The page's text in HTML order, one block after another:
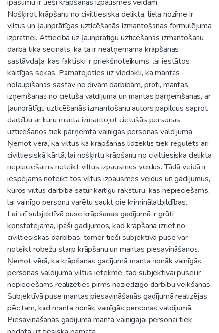
īpašumu ir tieši krāpšanas izpausmes veidam.
Nošķirot krāpšanu no civiltiesiska delikta, liela nozīme ir
viltus un ļaunprātīgas uzticēšanās izmantošanas formulējuma
izpratnei. Attiecībā uz ļaunprātīgu uzticēšanās izmantošanu
darbā tika secināts, ka tā ir neatņemama krāpšanas
sastāvdaļa, kas faktiski ir priekšnoteikums, lai iestātos
kaitīgas sekas. Pamatojoties uz viedokli, ka mantas
nolaupīšanas sastāv no divām darbībām, proti, mantas
izņemšanas no cietušā valdījuma un mantas pārņemšanas, ar
ļaunprātīgu uzticēšanās izmantošanu autors papildus saprot
darbību ar kuru manta izmantojot cietušās personas
uzticēšanos tiek pārņemta vainīgās personas valdījumā.
Ņemot vērā, ka viltus kā krāpšanas līdzeklis tiek regulēts arī
civiltiesiskā kārtā, lai nošķirtu krāpšanu no civiltiesiska delikta
nepieciešams noteikt viltus izpausmes veidus. Tādā veidā ir
iespējams noteikt tos viltus izpausmes veidus un gadījumus,
kuros viltus darbība satur kaitīgu raksturu, kas nepieciešams,
lai vainīgo personu varētu saukt pie kriminālatbildības.
Lai arī subjektīvā puse krāpšanas gadījumā ir grūti
konstatējama, īpaši gadījumos, kad krāpšana izriet no
civiltiesiskas darbības, tomēr tieši subjektīvā puse var
noteikt robežu starp krāpšanu un mantas piesavināšanos.
Ņemot vērā, ka krāpšanas gadījumā manta nonāk vainīgās
personas valdījumā viltus ietekmē, tad subjektīvai pusei ir
nepieciešams realizēties pirms noziedzīgo darbību veikšanas.
Subjektīvā puse mantas piesavināšanās gadījumā realizējas
pēc tam, kad manta nonāk vainīgās personas valdījumā.
Piesavināšanās gadījumā manta vainīgajai personai tiek